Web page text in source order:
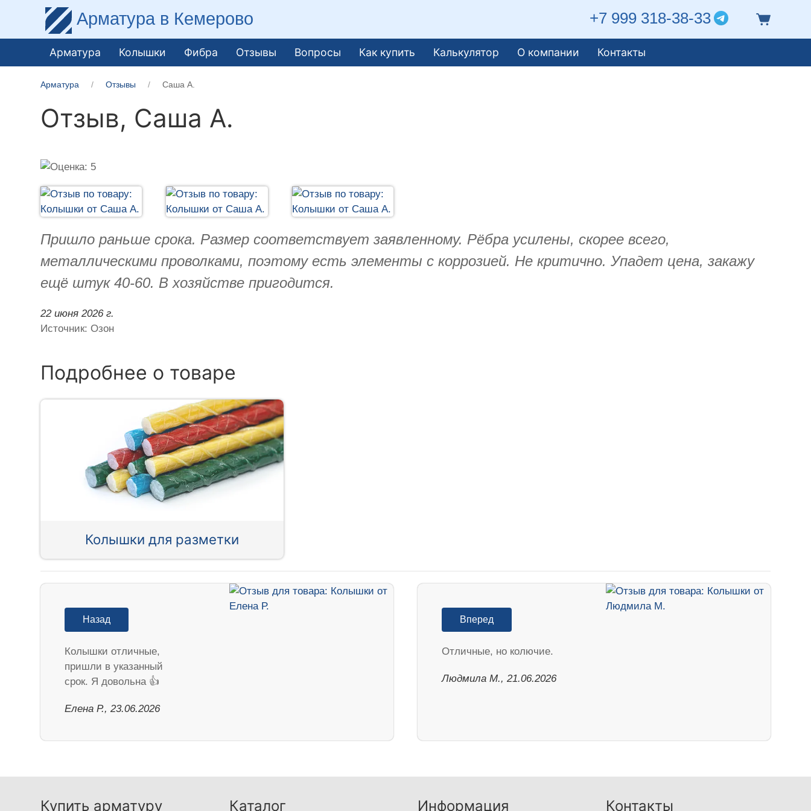
Арматура в Кемерово +7 999 318-38-33
Арматура Колышки Фибра Отзывы Вопросы Как купить Калькулятор О компании Контакты
Арматура Отзывы Саша А.
Отзыв, Саша А.
Пришло раньше срока. Размер соответствует заявленному. Рёбра усилены, скорее всего,
металлическими проволками, поэтому есть элементы с коррозией. Не критично. Упадет цена, закажу
ещё штук 40-60. В хозяйстве пригодится.
22 июня 2026 г.
Источник: Озон
Подробнее о товаре
Колышки для разметки
Назад
Колышки отличные,
пришли в указанный
срок. Я довольна 👍
Елена Р., 23.06.2026
Вперед
Отличные, но колючие.
Людмила М., 21.06.2026
Купить арматуру Каталог Информация Контакты